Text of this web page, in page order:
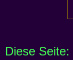
Diese Seite: